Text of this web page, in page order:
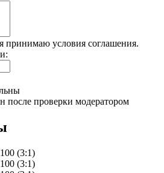
принимаю условия соглашения.
после проверки модератором